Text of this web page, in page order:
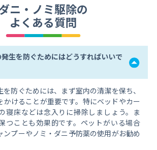
ニ・ノミ駆除の
よくある質問
生を防ぐためにはどうすればいいで
防ぐためには、まず室内の清潔を保ち、
かけることが重要です。特にベッドやカー
寝床などは念入りに掃除しましょう。ま
つことも効果的です。ペットがいる場合
ンプーやノミ・ダニ予防薬の使用がお勧め